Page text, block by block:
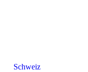
Schweiz